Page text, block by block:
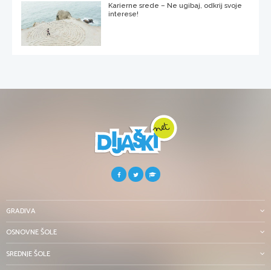
Karierne srede – Ne ugibaj, odkrij svoje
interese!
GRADIVA
OSNOVNE ŠOLE
SREDNJE ŠOLE